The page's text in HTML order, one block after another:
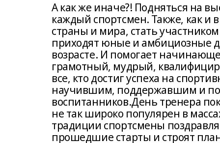
А как же иначе?! Подняться на
каждый спортсмен. Также, как и
страны и мира, стать
приходят юные и амбициозные
возрасте. И помогает
грамотный, мудрый,
все, кто достиг успеха на
научившим, поддержавшим и
воспитанников.День тренера
не так широко популярен в
традиции спортсмены
прошедшие старты и строят